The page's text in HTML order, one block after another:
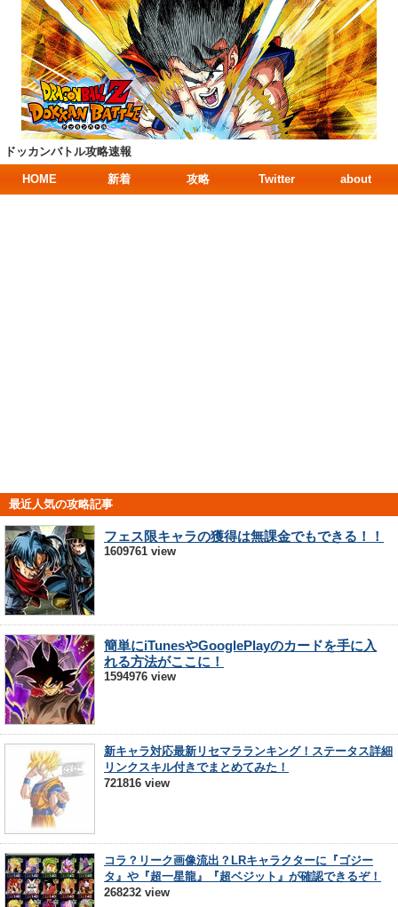
ドッカンバトル攻略速報
HOME 新着 攻略 Twitter about
最近人気の攻略記事
フェス限キャラの獲得は無課金でもできる！！
1609761 view
簡単にiTunesやGooglePlayのカードを手に入
れる方法がここに！
1594976 view
新キャラ対応最新リセマラランキング！ステータス詳細
リンクスキル付きでまとめてみた！
721816 view
コラ？リーク画像流出？LRキャラクターに『ゴジー
タ』や『超一星龍』『超ベジット』が確認できるぞ！
268232 view